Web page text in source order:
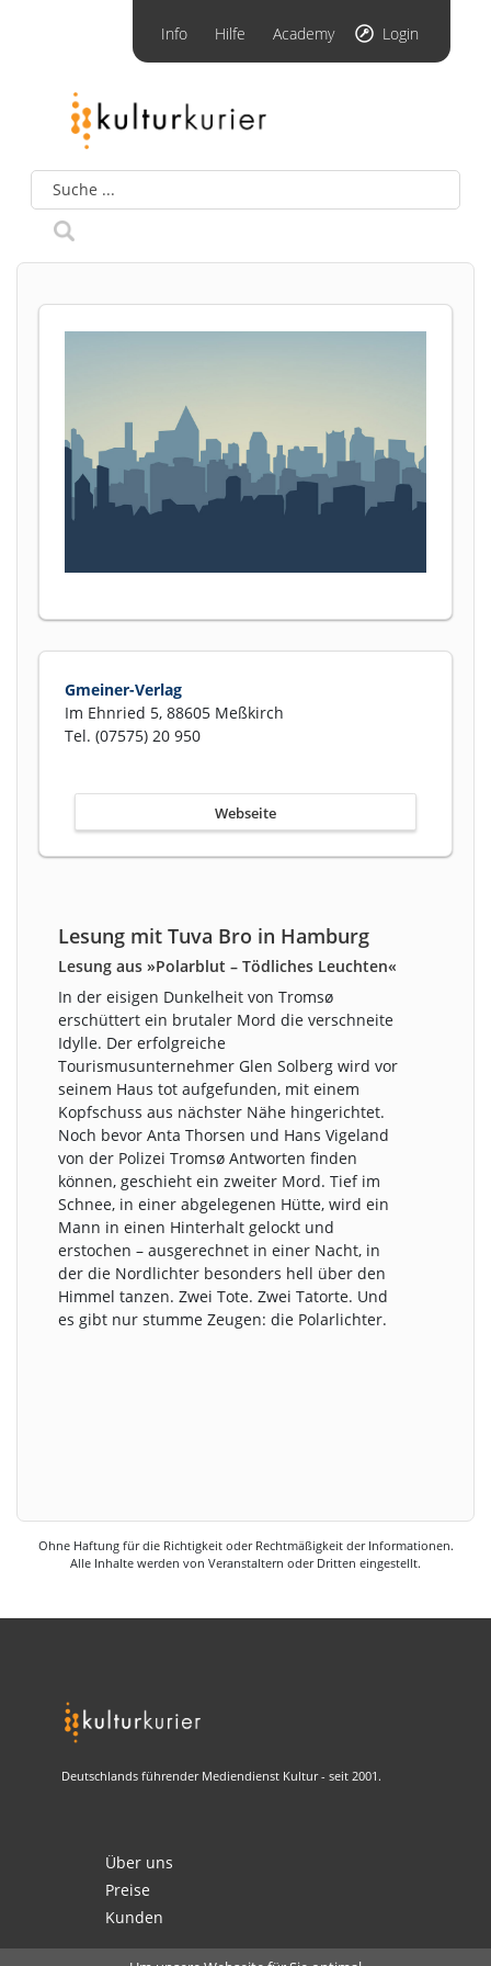
Info Hilfe Academy Login
Gmeiner-Verlag
Im Ehnried 5, 88605 Meßkirch
Tel. (07575) 20 950
Webseite
Lesung mit Tuva Bro in Hamburg
Lesung aus »Polarblut – Tödliches Leuchten«
In der eisigen Dunkelheit von Tromsø
erschüttert ein brutaler Mord die verschneite
Idylle. Der erfolgreiche
Tourismusunternehmer Glen Solberg wird vor
seinem Haus tot aufgefunden, mit einem
Kopfschuss aus nächster Nähe hingerichtet.
Noch bevor Anta Thorsen und Hans Vigeland
von der Polizei Tromsø Antworten finden
können, geschieht ein zweiter Mord. Tief im
Schnee, in einer abgelegenen Hütte, wird ein
Mann in einen Hinterhalt gelockt und
erstochen – ausgerechnet in einer Nacht, in
der die Nordlichter besonders hell über den
Himmel tanzen. Zwei Tote. Zwei Tatorte. Und
es gibt nur stumme Zeugen: die Polarlichter.
Ohne Haftung für die Richtigkeit oder Rechtmäßigkeit der Informationen.
Alle Inhalte werden von Veranstaltern oder Dritten eingestellt.
Deutschlands führender Mediendienst Kultur - seit 2001.
Über uns
Preise
Kunden